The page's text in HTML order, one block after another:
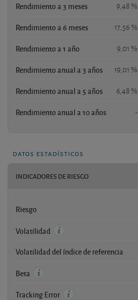
Rendimiento a 3 meses 9,48 %
Rendimiento a 6 meses 17,56 %
Rendimiento a 1 año 9,01 %
Rendimiento anual a 3 años 19,01 %
Rendimiento anual a 5 años 6,48 %
Rendimiento anual a 10 años -
datos estadísticos
INDICADORES DE RIESGO
Riesgo
Volatilidad
Volatilidad del índice de referencia
Beta
Tracking Error